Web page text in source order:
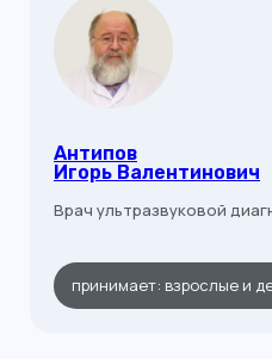
Антипов
Игорь Валентинович
Врач ультразвуковой
принимает: взрослые и